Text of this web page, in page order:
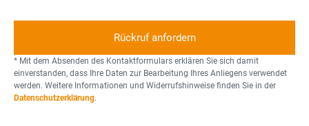
e c
k
e
r
l
o
n
n
r
* Mit dem Absenden des Kontaktformulars erklären Sie sich damit
einverstanden, dass Ihre Daten zur Bearbeitung Ihres Anliegens verwendet
werden. Weitere Informationen und Widerrufshinweise finden Sie in der
Datenschutzerklärung.